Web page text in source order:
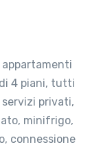
4 piani, tutti
privati,
minifrigo,
connessione